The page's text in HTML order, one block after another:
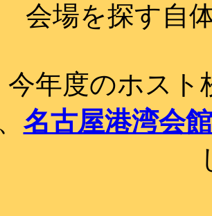
会場を探す自
今年度のホスト
名古屋港湾会館